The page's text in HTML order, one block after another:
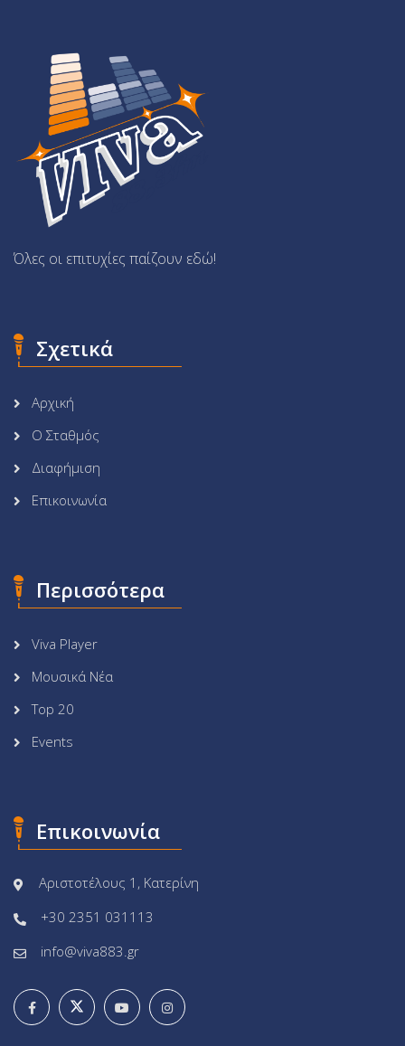
Όλες οι επιτυχίες παίζουν εδώ!
Σχετικά
Αρχική
Ο Σταθμός
Διαφήμιση
Επικοινωνία
Περισσότερα
Viva Player
Μουσικά Νέα
Top 20
Events
Επικοινωνία
Αριστοτέλους 1, Κατερίνη
+30 2351 031113
info@viva883.gr